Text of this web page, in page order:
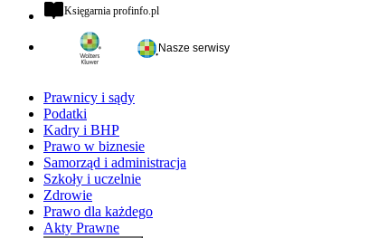
Księgarnia profinfo.plotwiera się w nowej karcie
Nasze serwisy
Prawnicy i sądy
Podatki
Kadry i BHP
Prawo w biznesie
Samorząd i administracja
Szkoły i uczelnie
Zdrowie
Prawo dla każdego
Akty Prawne